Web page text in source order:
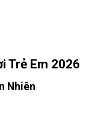
Trẻ Em 2026
Nhiên